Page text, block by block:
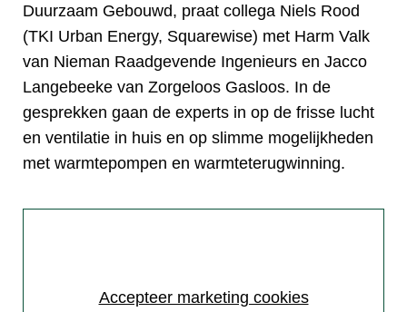
Duurzaam Gebouwd, praat collega Niels Rood
(TKI Urban Energy, Squarewise) met Harm Valk
van Nieman Raadgevende Ingenieurs en Jacco
Langebeeke van Zorgeloos Gasloos. In de
gesprekken gaan de experts in op de frisse lucht
en ventilatie in huis en op slimme mogelijkheden
met warmtepompen en warmteterugwinning.
Accepteer marketing cookies